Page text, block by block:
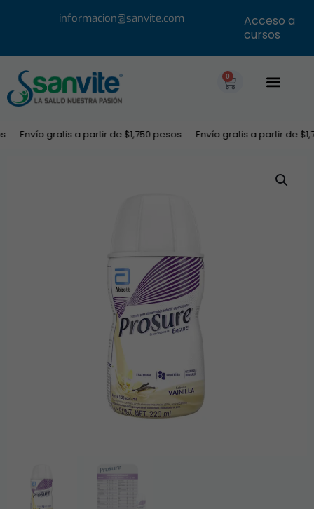
informacion@sanvite.com
Acceso a
cursos
0
Envío gratis a partir de $1,750 pesos Envío gratis a partir de